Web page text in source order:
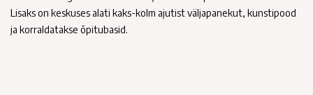
Lisaks on keskuses alati kaks-kolm ajutist väljapanekut, kunstipood
ja korraldatakse õpitubasid.